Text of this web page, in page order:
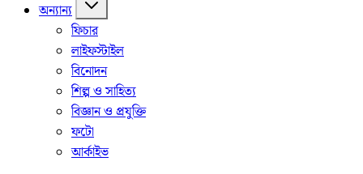
অন্যান্য
ফিচার
লাইফস্টাইল
বিনোদন
শিল্প ও সাহিত্য
বিজ্ঞান ও প্রযুক্তি
ফটো
আর্কাইভ